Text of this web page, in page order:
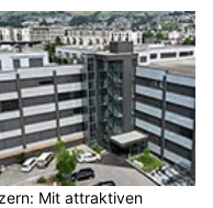
Mit attraktiven